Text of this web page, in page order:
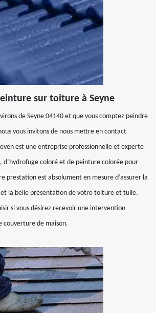
sur toiture à Seyne
de Seyne 04140 et que vous comptez peindre
vous invitons de nous mettre en contact
est une entreprise professionnelle et experte
d’hydrofuge coloré et de peinture colorée pour
prestation est absolument en mesure d’assurer la
la belle présentation de votre toiture et tuile.
si vous désirez recevoir une intervention
couverture de maison.